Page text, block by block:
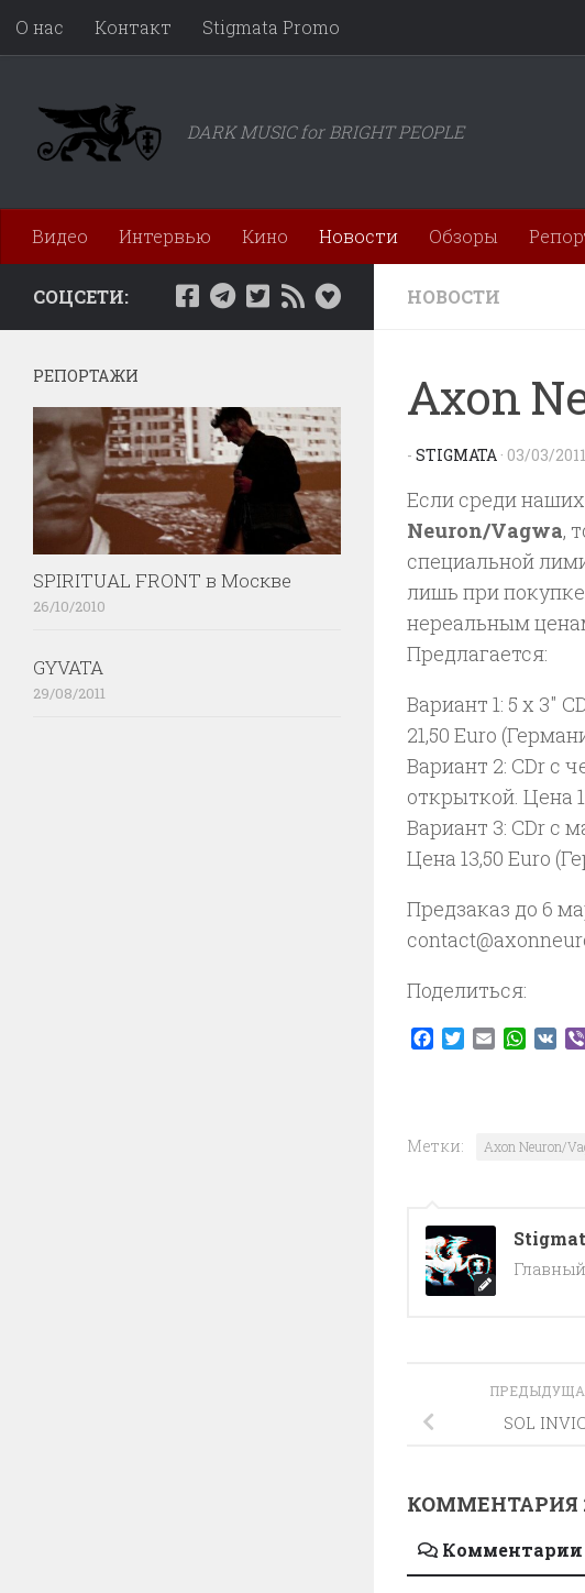
Перейти к содержимому
О нас Контакт Stigmata Promo
DARK MUSIC for BRIGHT PEOPLE
Видео Интервью Кино Новости Обзоры
НОВОСТИ
Axon
- STIGMATA · 03/03/2011
Если среди
Neuron/Vagwa,
специальной
лишь при
нереальным
Предлагается:
Вариант 1: 5 x 3″
21,50 Euro
Вариант 2: CDr с
открыткой. Цена
Вариант 3: CDr с
Цена 13,50 Euro
Предзаказ до 6
Поделиться:
Facebook
TwitterEmail VK
Метки: Axon Neuron/
SOL
КОММЕНТАРИЯ
Комментарии
СОЦСЕТИ:
РЕПОРТАЖИ
SPIRITUAL FRONT в Москве
26/10/2010
GYVATA
29/08/2011